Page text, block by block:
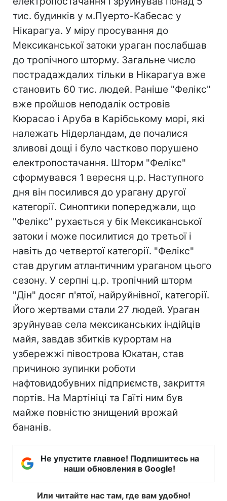
тис. будинків у м.Пуерто-Кабесас у
Нікарагуа. У міру просування до
Мексиканської затоки ураган послабшав
до тропічного шторму. Загальне число
пострадаждалих тільки в Нікарагуа вже
становить 60 тис. людей. Раніше "Фелікс"
вже пройшов неподалік островів
Кюрасао і Аруба в Карібському морі, які
належать Нідерландам, де почалися
зливові дощі і було частково порушено
електропостачання. Шторм "Фелікс"
сформувався 1 вересня ц.р. Наступного
дня він посилився до урагану другої
категорії. Синоптики попереджали, що
"Фелікс" рухається у бік Мексиканської
затоки і може посилитися до третьої і
навіть до четвертої категорії. "Фелікс"
став другим атлантичним ураганом цього
сезону. У серпні ц.р. тропічний шторм
"Дін" досяг п'ятої, найруйнівної, категорії.
Його жертвами стали 27 людей. Ураган
зруйнував села мексиканських індійців
майя, завдав збитків курортам на
узбережжі півострова Юкатан, став
причиною зупинки роботи
нафтовидобувних підприємств, закриття
портів. На Мартініці та Гаїті ним був
майже повністю знищений врожай
бананів.
Не упустите главное! Подпишитесь на
наши обновления в Google!
Или читайте нас там, где вам удобно!